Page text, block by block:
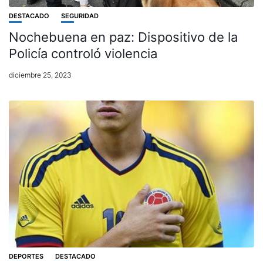
DESTACADO SEGURIDAD
Nochebuena en paz: Dispositivo de la
Policía controló violencia
diciembre 25, 2023
DEPORTES DESTACADO